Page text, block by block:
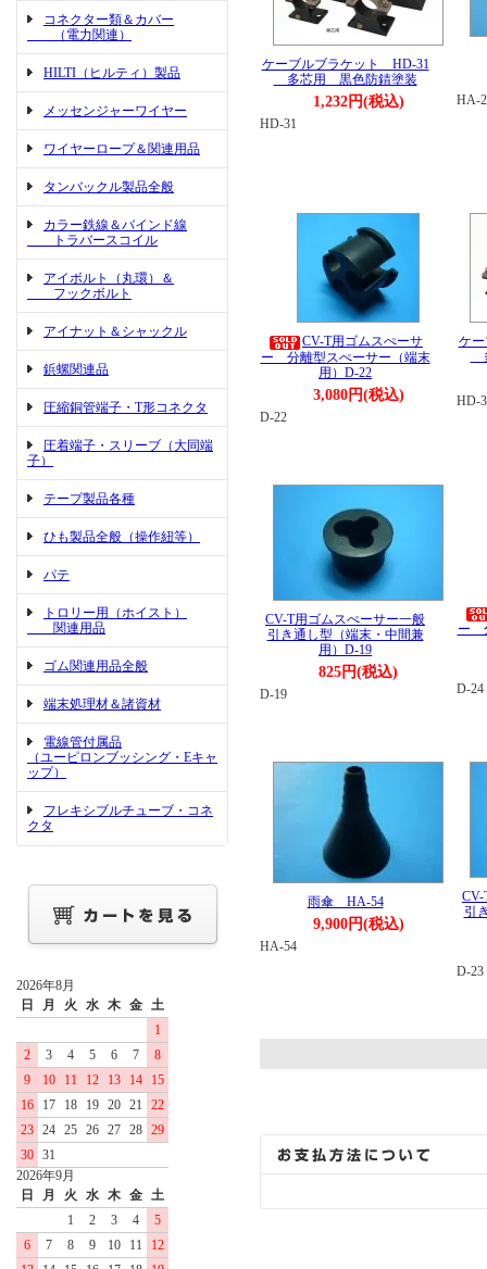
コネクター類＆カバー
（電力関連）
HILTI（ヒルティ）製品
メッセンジャーワイヤー
ワイヤーロープ＆関連用品
タンバックル製品全般
カラー鉄線＆バインド線
トラバースコイル
アイボルト（丸環）＆
フックボルト
アイナット＆シャックル
鋲螺関連品
圧縮銅管端子・T形コネクタ
圧着端子・スリーブ（大同端
子）
テープ製品各種
ひも製品全般（操作紐等）
パテ
トロリー用（ホイスト）
関連用品
ゴム関連用品全般
端末処理材＆諸資材
電線管付属品
（ユーピロンブッシング・Eキャ
ップ）
フレキシブルチューブ・コネ
クタ
2026年8月
日
月 火 水 木 金 土
1
2
3 4 5 6 7
8
9
10 11 12 13 14
15
16
17 18 19 20 21
22
23 24 25 26 27 28 29
30 31
2026年9月
日
月 火 水 木 金 土
1
2 3 4
5
6
7 8 9 10 11
12
ケーブルブラケット HD-31
多芯用 黒色防錆塗装
1,232円(税込)
HD-31
HA-
CV-T用ゴムスぺーサ
ー 分離型スぺーサー（端末
用）D-22
3,080円(税込)
D-22
ケ
HD-
CV-T用ゴムスぺーサー一般
引き通し型（端末・中間兼
用）D-19
825円(税込)
D-19
ー
D-24
雨傘 HA-54
9,900円(税込)
HA-54
CV-
引
D-23